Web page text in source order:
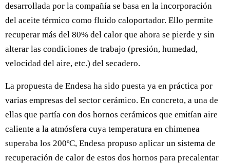
desarrollada por la compañía se basa en la incorporación
del aceite térmico como fluido caloportador. Ello permite
recuperar más del 80% del calor que ahora se pierde y sin
alterar las condiciones de trabajo (presión, humedad,
velocidad del aire, etc.) del secadero.
La propuesta de Endesa ha sido puesta ya en práctica por
varias empresas del sector cerámico. En concreto, a una de
ellas que partía con dos hornos cerámicos que emitían aire
caliente a la atmósfera cuya temperatura en chimenea
superaba los 200ºC, Endesa propuso aplicar un sistema de
recuperación de calor de estos dos hornos para precalentar